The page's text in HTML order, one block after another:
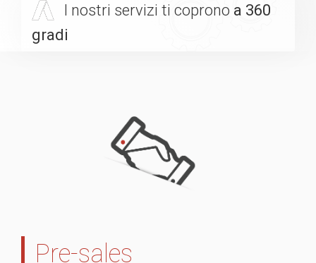
I nostri servizi ti coprono a 360
gradi
Pre-sales